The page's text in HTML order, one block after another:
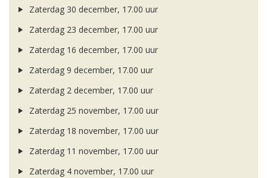
Zaterdag 30 december, 17.00 uur
Zaterdag 23 december, 17.00 uur
Zaterdag 16 december, 17.00 uur
Zaterdag 9 december, 17.00 uur
Zaterdag 2 december, 17.00 uur
Zaterdag 25 november, 17.00 uur
Zaterdag 18 november, 17.00 uur
Zaterdag 11 november, 17.00 uur
Zaterdag 4 november, 17.00 uur